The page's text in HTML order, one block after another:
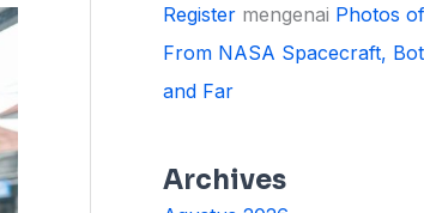
Register mengenai Photos
From NASA Spacecraft,
and Far
Archives